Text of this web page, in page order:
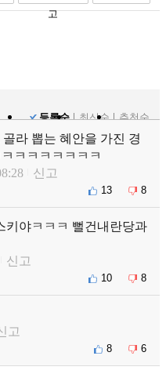
고
등록순
최신순 추천순
라 뽑는 혜안을 가진 경
ㅋㅋㅋㅋㅋㅋㅋ
신고
13 8
키야ㅋㅋㅋ 뻘건내란당과
신고
10 8
고
8 6